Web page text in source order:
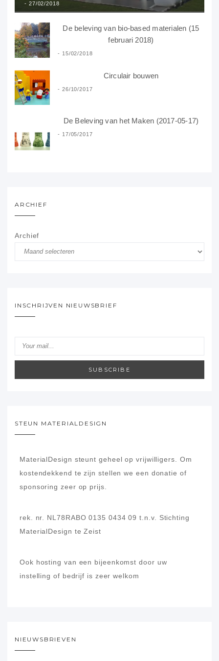
27/02/2018
De beleving van bio-based materialen (15
februari 2018)
15/02/2018
Circulair bouwen
26/10/2017
De Beleving van het Maken (2017-05-17)
17/05/2017
ARCHIEF
Archief
INSCHRIJVEN NIEUWSBRIEF
SUBSCRIBE
STEUN MATERIALDESIGN
MaterialDesign steunt geheel op vrijwilligers.
Om
kostendekkend te zijn stellen we een donatie of
sponsoring zeer op prijs.
rek. nr. NL78RABO 0135 0434 09 t.n.v. Stichting
MaterialDesign te Zeist
Ook hosting van een bijeenkomst door uw
instelling of bedrijf is zeer welkom
NIEUWSBRIEVEN